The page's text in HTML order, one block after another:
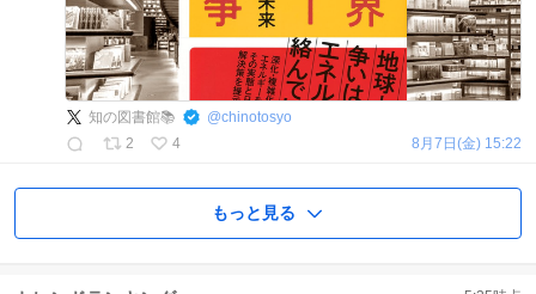
知の図書館📚 @chinotosyo
2
4 8月7日(金) 15:22
もっと見る